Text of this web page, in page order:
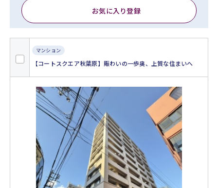
お気に入り登録
マンション
【コートスクエア秋葉原】賑わいの一歩奥、上質な住まいへ